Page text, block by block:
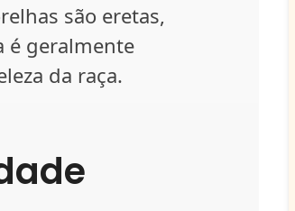
são eretas,
é geralmente
da raça.